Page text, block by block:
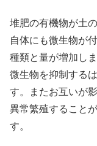
堆肥の有機物が土
自体にも微生物が
種類と量が増加し
微生物を抑制する
す。またお互いが
異常繁殖すること
す。